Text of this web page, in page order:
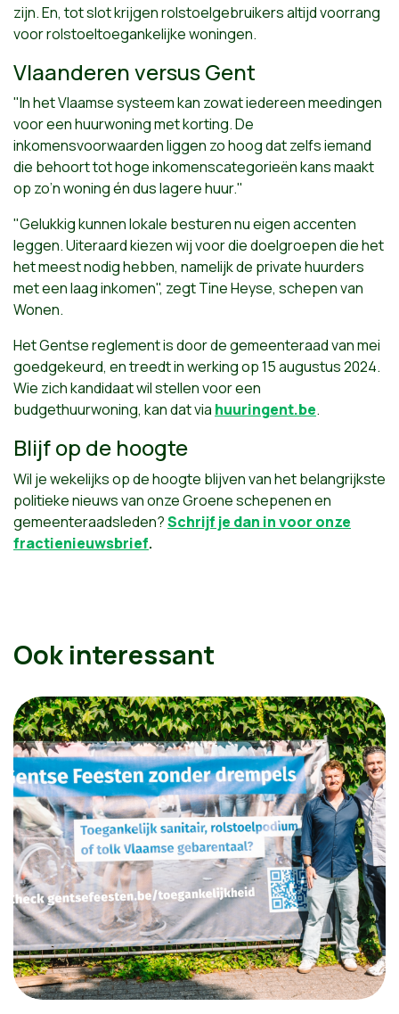
zijn. En, tot slot krijgen rolstoelgebruikers altijd voorrang
voor rolstoeltoegankelijke woningen.
Vlaanderen versus Gent
"In het Vlaamse systeem kan zowat iedereen meedingen
voor een huurwoning met korting. De
inkomensvoorwaarden liggen zo hoog dat zelfs iemand
die behoort tot hoge inkomenscategorieën kans maakt
op zo’n woning én dus lagere huur."
"Gelukkig kunnen lokale besturen nu eigen accenten
leggen. Uiteraard kiezen wij voor die doelgroepen die het
het meest nodig hebben, namelijk de private huurders
met een laag inkomen", zegt Tine Heyse, schepen van
Wonen.
Het Gentse reglement is door de gemeenteraad van mei
goedgekeurd, en treedt in werking op 15 augustus 2024.
Wie zich kandidaat wil stellen voor een
budgethuurwoning, kan dat via huuringent.be.
Blijf op de hoogte
Wil je wekelijks op de hoogte blijven van het belangrijkste
politieke nieuws van onze Groene schepenen en
gemeenteraadsleden?Schrijf je dan in voor onze
fractienieuwsbrief.
Ook interessant